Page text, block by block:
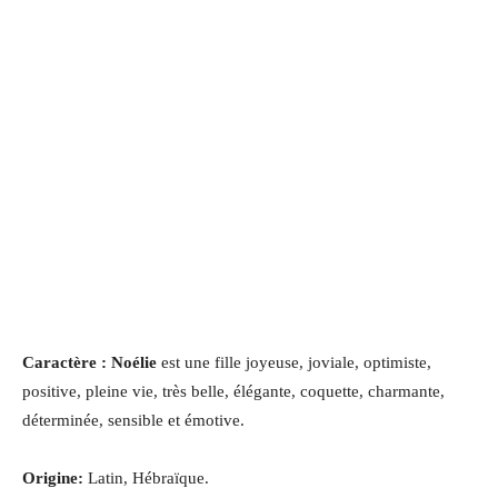
Caractère : Noélie est une fille joyeuse, joviale, optimiste,
positive, pleine vie, très belle, élégante, coquette, charmante,
déterminée, sensible et émotive.
Origine: Latin, Hébraïque.